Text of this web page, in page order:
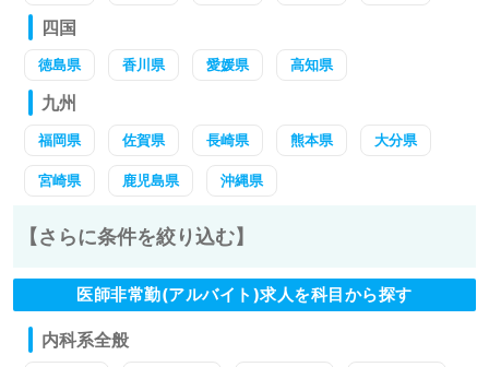
四国
徳島県 香川県 愛媛県 高知県
九州
福岡県 佐賀県 長崎県 熊本県 大分県
宮崎県 鹿児島県 沖縄県
【さらに条件を絞り込む】
医師非常勤(アルバイト)求人を科目から探す
内科系全般